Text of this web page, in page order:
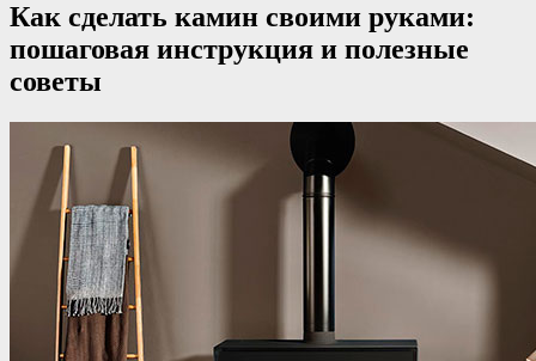
Как сделать камин своими руками:
пошаговая инструкция и полезные
советы